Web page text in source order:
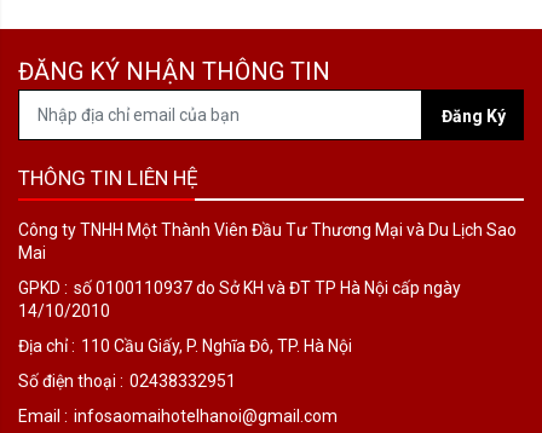
ĐĂNG KÝ NHẬN THÔNG TIN
Đăng Ký
THÔNG TIN LIÊN HỆ
Công ty TNHH Một Thành Viên Đầu Tư Thương Mại và Du Lịch Sao
Mai
GPKD : số 0100110937 do Sở KH và ĐT TP Hà Nội cấp ngày
14/10/2010
Địa chỉ : 110 Cầu Giấy, P. Nghĩa Đô, TP. Hà Nội
Số điện thoại : 02438332951
Email : infosaomaihotelhanoi@gmail.com